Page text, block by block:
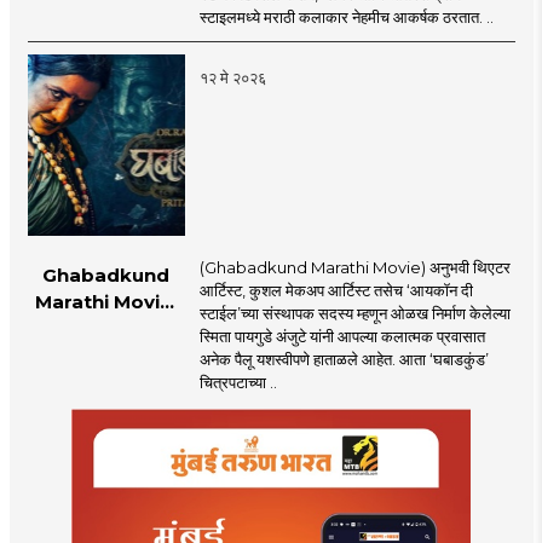
रेड कार्पेट लूक
स्टाइलमध्ये मराठी कलाकार नेहमीच आकर्षक ठरतात. ..
१२ मे २०२६
Ghabadkund
Marathi Movie:
पाहून...!
(Ghabadkund Marathi Movie) अनुभवी थिएटर
आर्टिस्ट, कुशल मेकअप आर्टिस्ट तसेच ‘आयकॉन दी
स्टाईल’च्या संस्थापक सदस्य म्हणून ओळख निर्माण केलेल्या
स्मिता पायगुडे अंजुटे यांनी आपल्या कलात्मक प्रवासात
अनेक पैलू यशस्वीपणे हाताळले आहेत. आता ‘घबाडकुंड’
चित्रपटाच्या ..